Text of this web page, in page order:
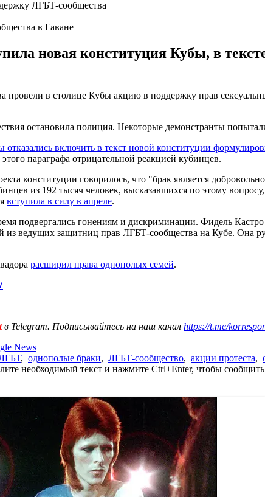
в Гаване
новая конституция Кубы, в
провели в столице Кубы акцию в поддержку прав
остановила полиция. Некоторые демонстранты
отказались включить в текст новой конституции
параграфа отрицательной реакцией кубинцев.
конституции говорилось, что "брак является
из 192 тысяч человек, высказавшихся по этому
вступила в силу в апреле.
подвергались гонениям и дискриминации. Фидель
из ведущих защитниц прав ЛГБТ-сообщества на Кубе. Она
расширил права однополых семей.
в Telegram. Подписывайтесь на наш канал https://t.me/
News
, однополые браки, ЛГБТ-сообщество, акции протеста,
необходимый текст и нажмите Ctrl+Enter, чтобы